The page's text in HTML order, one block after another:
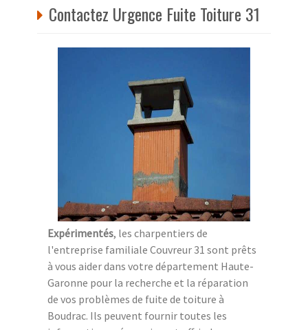
Contactez Urgence Fuite Toiture 31
Expérimentés, les charpentiers de
l'entreprise familiale Couvreur 31 sont prêts
à vous aider dans votre département Haute-
Garonne pour la recherche et la réparation
de vos problèmes de fuite de toiture à
Boudrac. Ils peuvent fournir toutes les